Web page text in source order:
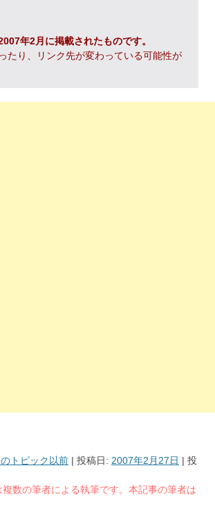
年2月に掲載されたものです。
たり、リンク先が変わっている可能性が
トピック以前 | 投稿日: 2007年2月27日 | 投
数の筆者による執筆です。本記事の筆者は